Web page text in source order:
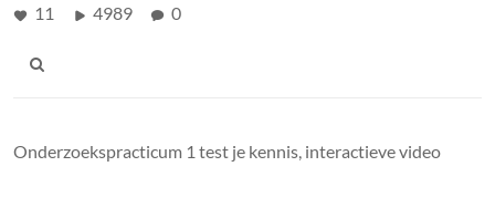
11 4989 0
Onderzoekspracticum 1 test je kennis, interactieve video